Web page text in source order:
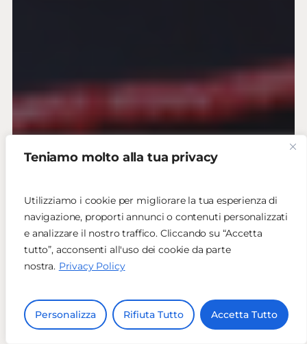
Teniamo molto alla tua privacy
Utilizziamo i cookie per migliorare la tua esperienza di
navigazione, proporti annunci o contenuti personalizzati
e analizzare il nostro traffico. Cliccando su “Accetta
tutto”, acconsenti all'uso dei cookie da parte
nostra. Privacy Policy
Personalizza Rifiuta Tutto Accetta Tutto